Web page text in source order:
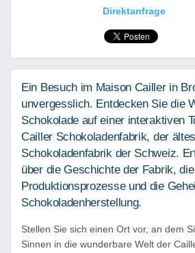
Direktanfrage
Ein Besuch im Maison Cailler in
unvergesslich. Entdecken Sie die
Schokolade auf einer interaktiven
Cailler Schokoladenfabrik, der
Schokoladenfabrik der Schweiz.
über die Geschichte der Fabrik, die
Produktionsprozesse und die
Schokoladenherstellung.
Stellen Sie sich einen Ort vor, an dem
Sinnen in die wunderbare Welt der